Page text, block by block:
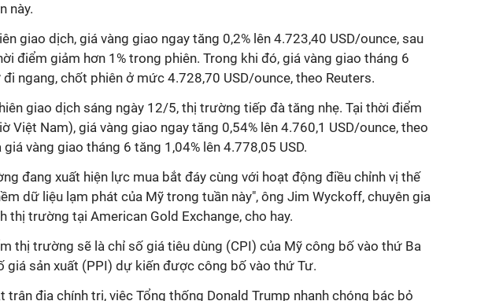
này.
giao dịch, giá vàng giao ngay tăng 0,2% lên 4.723,40 USD/ounce, sau
điểm giảm hơn 1% trong phiên. Trong khi đó, giá vàng giao tháng 6
đi ngang, chốt phiên ở mức 4.728,70 USD/ounce, theo Reuters.
giao dịch sáng ngày 12/5, thị trường tiếp đà tăng nhẹ. Tại thời điểm
Việt Nam), giá vàng giao ngay tăng 0,54% lên 4.760,1 USD/ounce, theo
giá vàng giao tháng 6 tăng 1,04% lên 4.778,05 USD.
đang xuất hiện lực mua bắt đáy cùng với hoạt động điều chỉnh vị thế
dữ liệu lạm phát của Mỹ trong tuần này", ông Jim Wyckoff, chuyên gia
thị trường tại American Gold Exchange, cho hay.
thị trường sẽ là chỉ số giá tiêu dùng (CPI) của Mỹ công bố vào thứ Ba
giá sản xuất (PPI) dự kiến được công bố vào thứ Tư.
trận địa chính trị, việc Tổng thống Donald Trump nhanh chóng bác bỏ